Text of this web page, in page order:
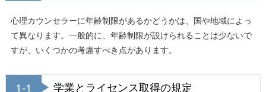
心理カウンセラーに年齢制限があるかどうかは、国や地域によっ
て異なります。一般的に、年齢制限が設けられることは少ないで
すが、いくつかの考慮すべき点があります。
1-1 学業とライセンス取得の規定